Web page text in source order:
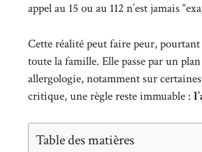
appel au 15 ou au 112 n’est jamais
Cette réalité peut faire peur, pourtant
toute la famille. Elle passe par un
allergologie, notamment sur
critique, une règle reste immuable :
Table des matières